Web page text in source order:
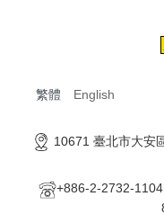
繁體 English
10671 臺北市大安
+886-2-2732-